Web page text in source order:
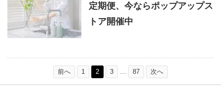
定期便、今ならポップアップス
トア開催中
前へ 1 2 3 87 次へ